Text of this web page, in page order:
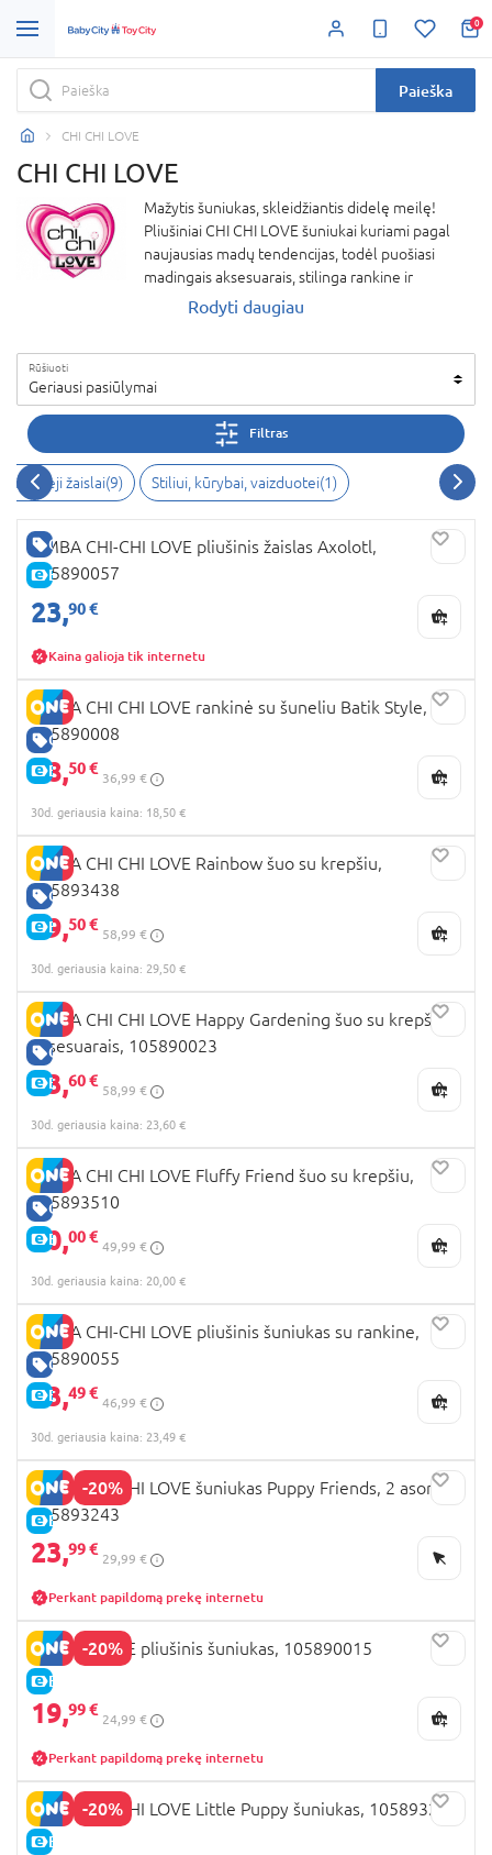
0
Paieška
CHI CHI LOVE
CHI CHI LOVE
Mažytis šuniukas, skleidžiantis didelę meilę!
Pliušiniai CHI CHI LOVE šuniukai kuriami pagal
naujausias madų tendencijas, todėl puošiasi
madingais aksesuarais, stilinga rankine ir
drabužiais. Čihuahua – tai patys stilingiausi 4-9
Rodyti daugiau
Rūšiuoti
Geriausi pasiūlymai
Filtras
Minkštieji žaislai(9) Stiliui, kūrybai, vaizduotei(1)
GERA KAINA
E-KAINA
SIMBA CHI-CHI LOVE pliušinis žaislas Axolotl,
105890057
23,90 €
Kaina galioja tik internetu
GERA KAINA
E-KAINA
SIMBA CHI CHI LOVE rankinė su šuneliu Batik Style,
105890008
18,50 €
36,99 €
30d. geriausia kaina: 18,50 €
GERA KAINA
E-KAINA
SIMBA CHI CHI LOVE Rainbow šuo su krepšiu,
105893438
29,50 €
58,99 €
30d. geriausia kaina: 29,50 €
GERA KAINA
E-KAINA
SIMBA CHI CHI LOVE Happy Gardening šuo su krepšiu ir
aksesuarais, 105890023
23,60 €
58,99 €
30d. geriausia kaina: 23,60 €
GERA KAINA
E-KAINA
SIMBA CHI CHI LOVE Fluffy Friend šuo su krepšiu,
105893510
20,00 €
49,99 €
30d. geriausia kaina: 20,00 €
GERA KAINA
E-KAINA
SIMBA CHI-CHI LOVE pliušinis šuniukas su rankine,
105890055
23,49 €
46,99 €
30d. geriausia kaina: 23,49 €
-20%
E-KAINA
SIMBA CHI CHI LOVE šuniukas Puppy Friends, 2 asort.,
105893243
23,99 €
29,99 €
Perkant papildomą prekę internetu
-20%
E-KAINA
CHI CHI LOVE pliušinis šuniukas, 105890015
19,99 €
24,99 €
Perkant papildomą prekę internetu
-20%
E-KAINA
SIMBA CHI CHI LOVE Little Puppy šuniukas, 105893237